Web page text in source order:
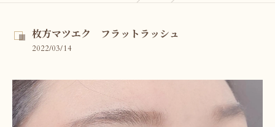
枚方マツエク フラットラッシュ
2022/03/14